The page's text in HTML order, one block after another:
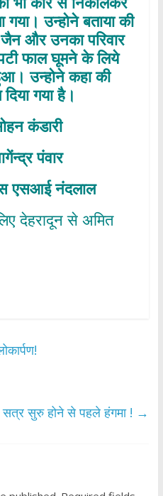
उन्होने बताया की
और उनका परिवार
फाल घूमने के लिये
उन्होने कहा की
गया है।
कंडारी
पंवार
एसआई नंदलाल
देहरादून से अमित
सत्र सुरु होने से पहले हंगमा ! →